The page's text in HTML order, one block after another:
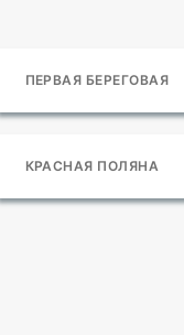
ПЕРВАЯ БЕРЕГОВАЯ
КРАСНАЯ ПОЛЯНА